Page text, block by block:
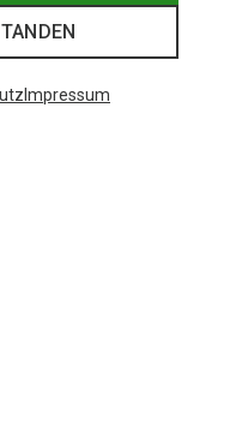
Impressum